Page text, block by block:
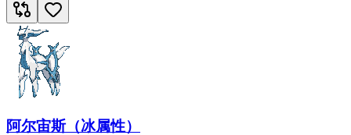
阿尔宙斯（冰属性）